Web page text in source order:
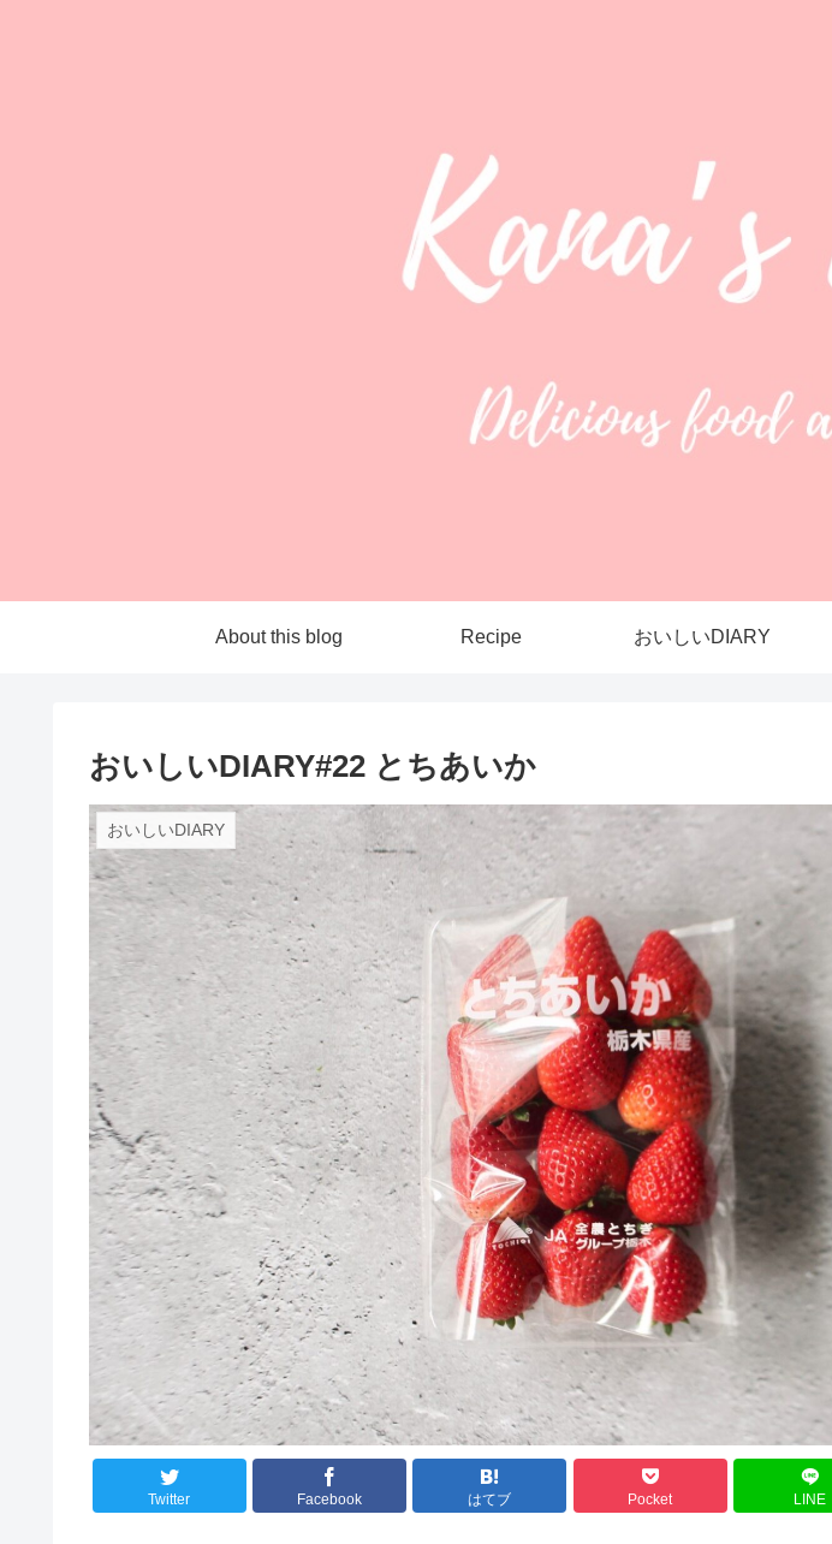
About this blog Recipe おいしいDIARY
おいしいDIARY#22 とちあいか
おいしいDIARY
Twitter Facebook はてブ Pocket LINE